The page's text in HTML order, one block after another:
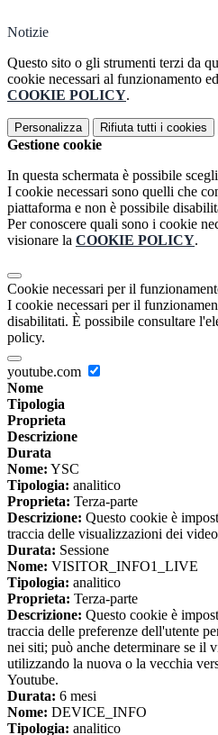
Notizie
Questo sito o gli strumenti terzi da
cookie necessari al funzionamento
COOKIE POLICY.
Personalizza Rifiuta tutti i cookies
Gestione cookie
In questa schermata è possibile
I cookie necessari sono quelli che
piattaforma e non è possibile
Per conoscere quali sono i cookie
visionare la COOKIE POLICY.
Cookie necessari per il
I cookie necessari per il
disabilitati. È possibile consultare
policy.
youtube.com
Nome
Tipologia
Proprieta
Descrizione
Durata
Nome: YSC
Tipologia: analitico
Proprieta: Terza-parte
Descrizione: Questo cookie è
traccia delle visualizzazioni dei
Durata: Sessione
Nome: VISITOR_INFO1_LIVE
Tipologia: analitico
Proprieta: Terza-parte
Descrizione: Questo cookie è
traccia delle preferenze dell'utente
nei siti; può anche determinare se il
utilizzando la nuova o la vecchia
Youtube.
Durata: 6 mesi
Nome: DEVICE_INFO
Tipologia: analitico